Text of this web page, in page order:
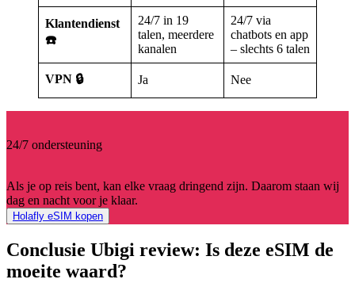
Klantendienst
☎️
24/7 in 19
talen, meerdere
kanalen
24/7 via
chatbots en app
– slechts 6 talen
VPN 🔒 Ja Nee
24/7 ondersteuning
Als je op reis bent, kan elke vraag dringend zijn. Daarom staan wij
dag en nacht voor je klaar.
Holafly eSIM kopen
Conclusie Ubigi review: Is deze eSIM de
moeite waard?